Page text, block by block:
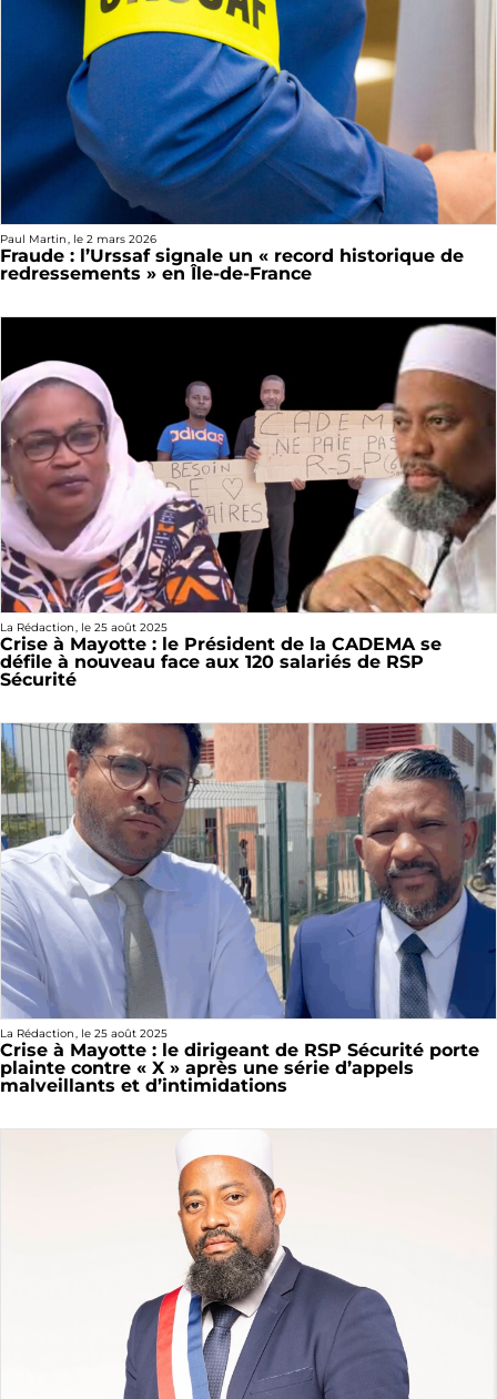
Paul Martin, le 2 mars 2026
Fraude : l’Urssaf signale un « record historique de
redressements » en Île-de-France
La Rédaction, le 25 août 2025
Crise à Mayotte : le Président de la CADEMA se
défile à nouveau face aux 120 salariés de RSP
Sécurité
La Rédaction, le 25 août 2025
Crise à Mayotte : le dirigeant de RSP Sécurité porte
plainte contre « X » après une série d’appels
malveillants et d’intimidations